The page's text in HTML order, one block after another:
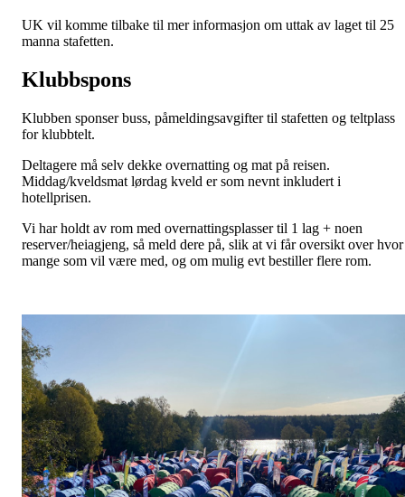
UK vil komme tilbake til mer informasjon om uttak av laget til 25
manna stafetten.
Klubbspons
Klubben sponser buss, påmeldingsavgifter til stafetten og teltplass
for klubbtelt.
Deltagere må selv dekke overnatting og mat på reisen.
Middag/kveldsmat lørdag kveld er som nevnt inkludert i
hotellprisen.
Vi har holdt av rom med overnattingsplasser til 1 lag + noen
reserver/heiagjeng, så meld dere på, slik at vi får oversikt over hvor
mange som vil være med, og om mulig evt bestiller flere rom.